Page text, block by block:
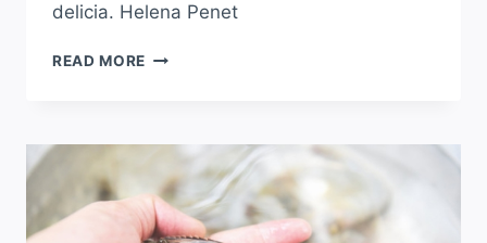
delicia. Helena Penet
READ MORE COMO